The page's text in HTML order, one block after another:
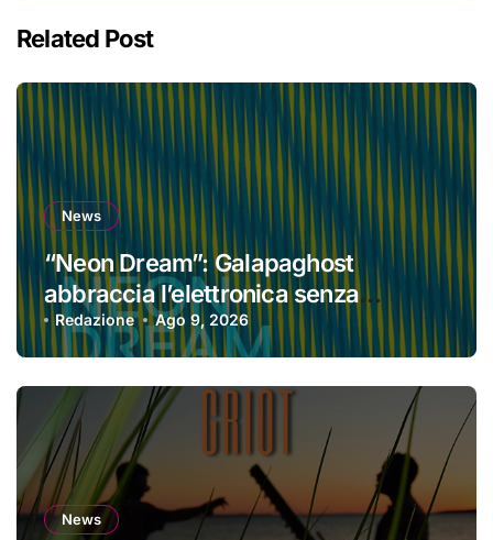
Related Post
News
“Neon Dream”: Galapaghost
abbraccia l’elettronica senza
perdere la propria identità
Redazione Ago 9, 2026
News